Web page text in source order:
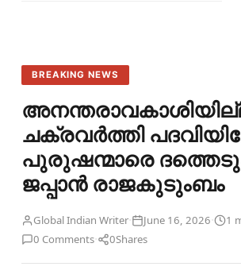
BREAKING NEWS
ചക്രവർത്തി
പുരുഷന്മാരെ
ജപ്പാൻ രാജകുടുംബം
Global Indian Writer· June 16, 2026· 1
0 Comments· 0Shares